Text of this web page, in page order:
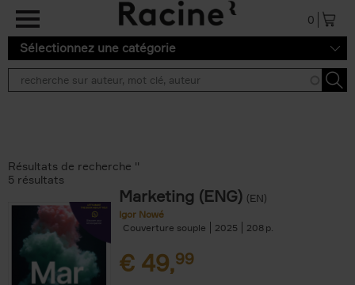
Aller au contenu principal
0
Sélectionnez une catégorie
Résultats de recherche ''
5 résultats
Marketing (ENG) (EN)
Igor Nowé
Couverture souple
2025 208
€ 49,99